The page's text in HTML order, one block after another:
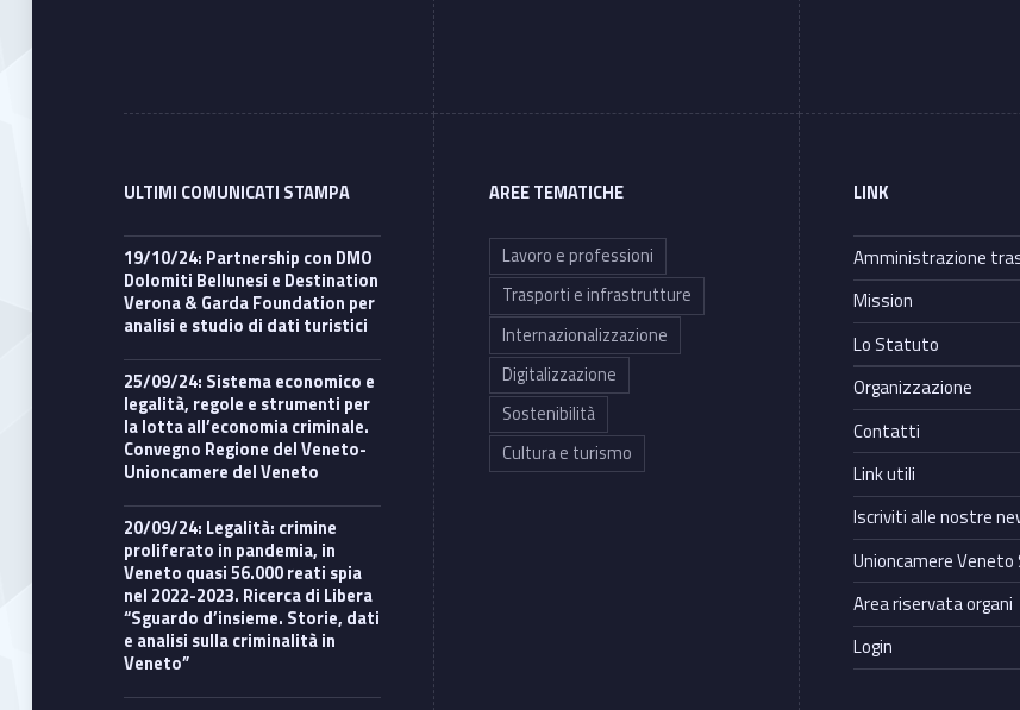
ULTIMI COMUNICATI STAMPA
19/10/24: Partnership con DMO
Dolomiti Bellunesi e Destination
Verona & Garda Foundation per
analisi e studio di dati turistici
25/09/24: Sistema economico e
legalità, regole e strumenti per
la lotta all’economia criminale.
Convegno Regione del Veneto-
Unioncamere del Veneto
20/09/24: Legalità: crimine
proliferato in pandemia, in
Veneto quasi 56.000 reati spia
nel 2022-2023. Ricerca di Libera
“Sguardo d’insieme. Storie, dati
e analisi sulla criminalità in
Veneto”
AREE TEMATICHE
Lavoro e professioni
Trasporti e infrastrutture
Internazionalizzazione
Digitalizzazione
Sostenibilità
Cultura e turismo
LINK
Amministrazione
Mission
Lo Statuto
Organizzazione
Contatti
Link utili
Iscriviti alle nostre
Unioncamere Veneto
Area riservata organi
Login